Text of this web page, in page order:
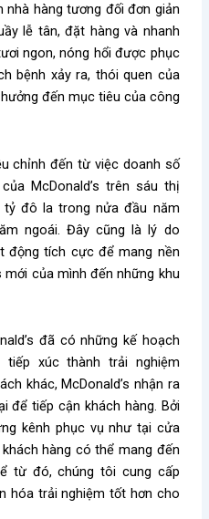
nhà hàng tương đối đơn giản
lễ tân, đặt hàng và nhanh
ngon, nóng hổi được phục
bệnh xảy ra, thói quen của
đến mục tiêu của công
chỉnh đến từ việc doanh số
McDonald’s trên sáu thị
đô la trong nửa đầu năm
ngoái. Đây cũng là lý do
động tích cực để mang nền
mới của mình đến những khu
đã có những kế hoạch
xúc thành trải nghiệm
khác, McDonald’s nhận ra
để tiếp cận khách hàng. Bởi
kênh phục vụ như tại cửa
hàng có thể mang đến
từ đó, chúng tôi cung cấp
hóa trải nghiệm tốt hơn cho